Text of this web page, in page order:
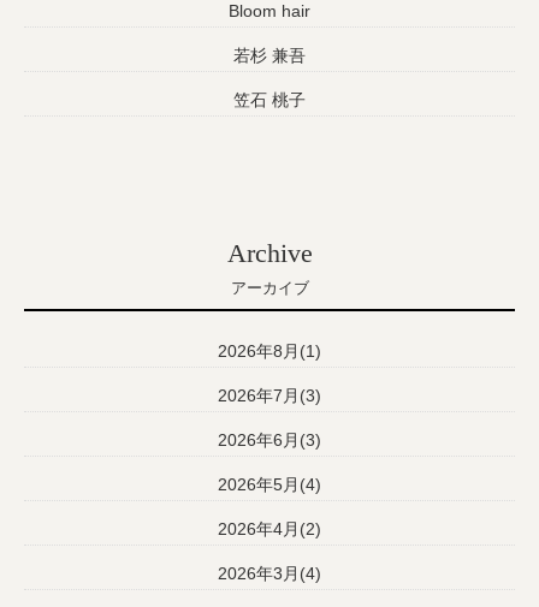
Bloom hair
若杉 兼吾
笠石 桃子
Archive
アーカイブ
2026年8月(1)
2026年7月(3)
2026年6月(3)
2026年5月(4)
2026年4月(2)
2026年3月(4)